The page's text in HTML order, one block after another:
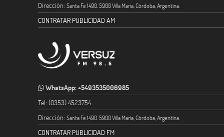
Dirección: Santa Fe 1490. 5900 Villa María, Córdoba, Argentina.
CONTRATAR PUBLICIDAD AM
WhatsApp: +5493535006985
Tel: (0353) 4523754
Dirección: Santa Fe 1490. 5900 Villa María, Córdoba, Argentina.
CONTRATAR PUBLICIDAD FM